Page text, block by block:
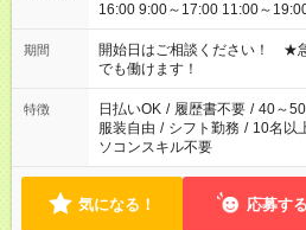
16:00 9:00～17:00 11:00～19:00 など
場合、他のお仕事と合わせ週
ん ※法令に基づき、週20時間
となります ※労働者派遣法（日
短時間・短期間の就業はご案内
期間
開始日はご相談ください！ ★
でも働けます！
特徴 日払いOK / 履歴書不要 / 40～
服装自由 / シフト勤務 / 10名以
ソコンスキル不要
気になる！ 応募する